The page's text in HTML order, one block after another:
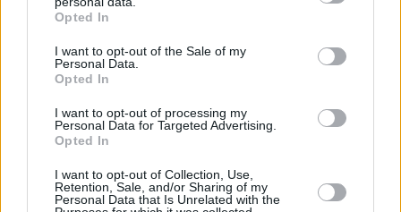
grant or deny consent to Google and its third-party tags to
use your data for below specified purposes in below Google
consent section.
Opted In
I want to opt-out of the Sale of my
Personal Data.
Opted In
I want to opt-out of processing my
Personal Data for Targeted Advertising.
Opted In
I want to opt-out of Collection, Use,
Retention, Sale, and/or Sharing of my
Personal Data that Is Unrelated with the